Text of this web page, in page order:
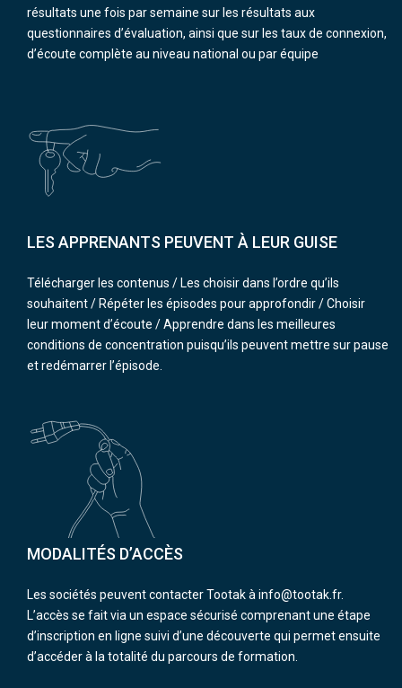
résultats une fois par semaine sur les résultats aux
questionnaires d’évaluation, ainsi que sur les taux de connexion,
d’écoute complète au niveau national ou par équipe
LES APPRENANTS PEUVENT À LEUR GUISE
Télécharger les contenus / Les choisir dans l’ordre qu’ils
souhaitent / Répéter les épisodes pour approfondir / Choisir
leur moment d’écoute / Apprendre dans les meilleures
conditions de concentration puisqu’ils peuvent mettre sur pause
et redémarrer l’épisode.
MODALITÉS D’ACCÈS
Les sociétés peuvent contacter Tootak à info@tootak.fr.
L’accès se fait via un espace sécurisé comprenant une étape
d’inscription en ligne suivi d’une découverte qui permet ensuite
d’accéder à la totalité du parcours de formation.